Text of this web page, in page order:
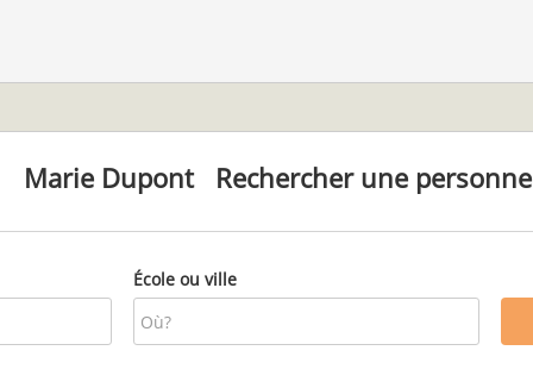
Marie DupontRechercher une personne
École ou ville